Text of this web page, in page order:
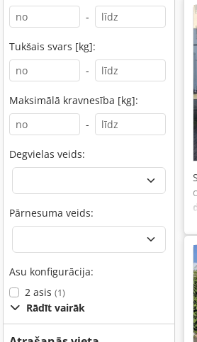
-
Tukšais svars [kg]:
-
Maksimālā kravnesība [kg]:
-
Degvielas veids:
Pārnesuma veids:
Asu konfigurācija:
2 asis (1)
Rādīt vairāk